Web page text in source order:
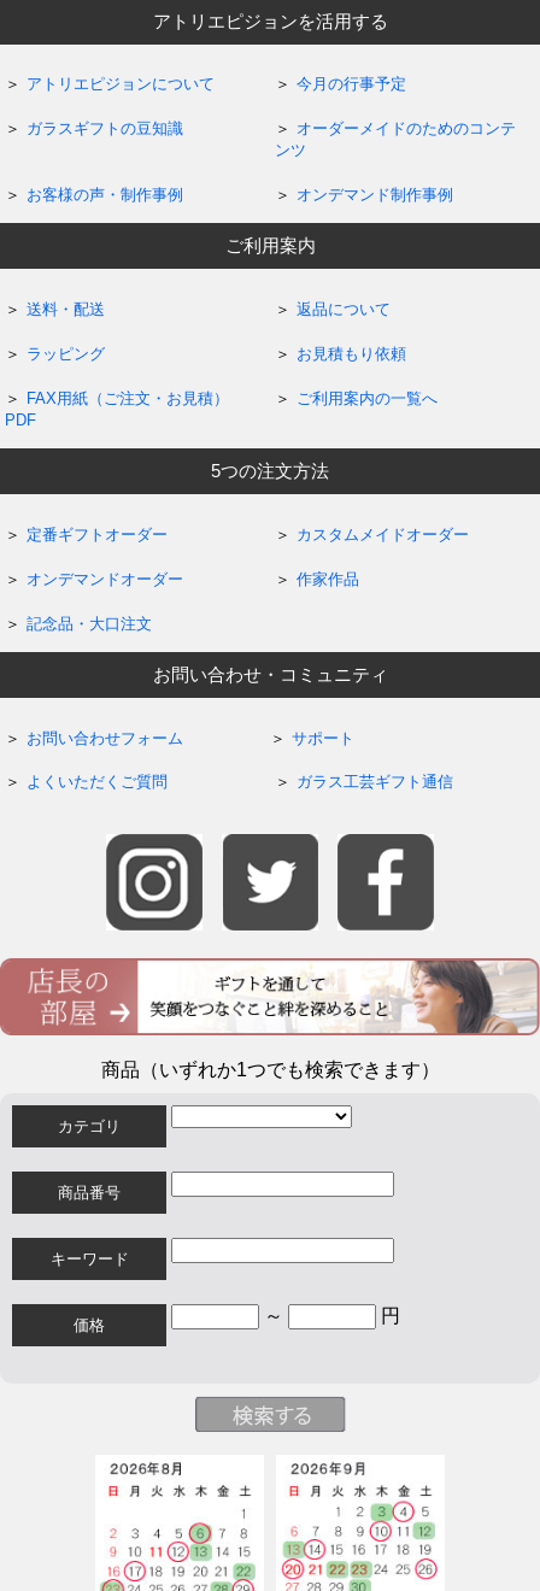
アトリエピジョンを活用する
アトリエピジョンについて 今月の行事予定
ガラスギフトの豆知識
オーダーメイドのためのコンテ
ンツ
お客様の声・制作事例 オンデマンド制作事例
ご利用案内
送料・配送 返品について
ラッピング お見積もり依頼
FAX用紙（ご注文・お見積）
PDF
ご利用案内の一覧へ
5つの注文方法
定番ギフトオーダー カスタムメイドオーダー
オンデマンドオーダー 作家作品
記念品・大口注文
お問い合わせ・コミュニティ
お問い合わせフォーム サポート
よくいただくご質問 ガラス工芸ギフト通信
商品（いずれか1つでも検索できます）
カテゴリ
商品番号
キーワード
価格 ～ 円